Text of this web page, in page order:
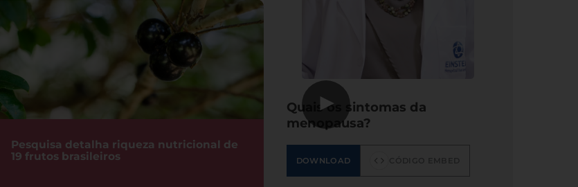
Pesquisa detalha riqueza nutricional de
19 frutos brasileiros
▶
Quais os sintomas da
menopausa?
DOWNLOAD